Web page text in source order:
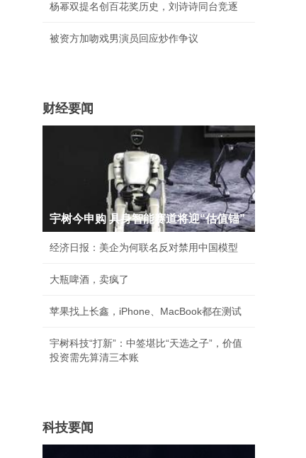
杨幂双提名创百花奖历史，刘诗诗同台竞逐
被资方加吻戏男演员回应炒作争议
财经要闻
宇树今申购 具身智能赛道将迎“估值锚”
经济日报：美企为何联名反对禁用中国模型
大瓶啤酒，卖疯了
苹果找上长鑫，iPhone、MacBook都在测试
宇树科技“打新”：中签堪比“天选之子”，价值
投资需先算清三本账
科技要闻